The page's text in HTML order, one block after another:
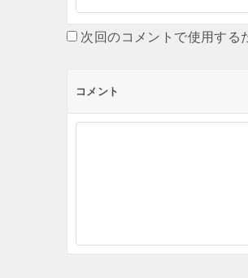
次回のコメントで使用する
コメント